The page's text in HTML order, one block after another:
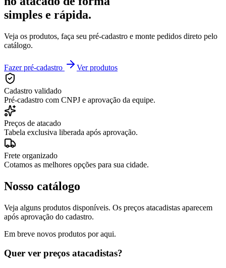
simples e rápida.
Veja os produtos, faça seu pré-cadastro e monte pedidos direto pelo
catálogo.
Fazer pré-cadastro Ver produtos
Cadastro validado
Pré-cadastro com CNPJ e aprovação da equipe.
Preços de atacado
Tabela exclusiva liberada após aprovação.
Frete organizado
Cotamos as melhores opções para sua cidade.
Nosso catálogo
Veja alguns produtos disponíveis. Os preços atacadistas aparecem
após aprovação do cadastro.
Em breve novos produtos por aqui.
Quer ver preços atacadistas?